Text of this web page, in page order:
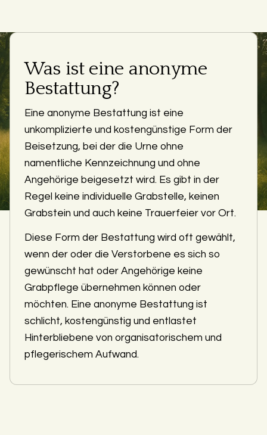
Was ist eine anonyme
Bestattung?
Eine anonyme Bestattung ist eine
unkomplizierte und kostengünstige Form der
Beisetzung, bei der die Urne ohne
namentliche Kennzeichnung und ohne
Angehörige beigesetzt wird. Es gibt in der
Regel keine individuelle Grabstelle, keinen
Grabstein und auch keine Trauerfeier vor Ort.
Diese Form der Bestattung wird oft gewählt,
wenn der oder die Verstorbene es sich so
gewünscht hat oder Angehörige keine
Grabpflege übernehmen können oder
möchten. Eine anonyme Bestattung ist
schlicht, kostengünstig und entlastet
Hinterbliebene von organisatorischem und
pflegerischem Aufwand.